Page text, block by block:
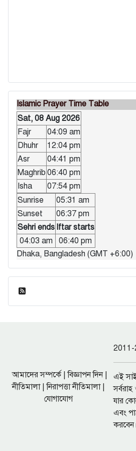
Islamic Prayer Time Table
Sat, 08 Aug 2026
Fajr
04:09 am
Dhuhr
12:04 pm
Asr
04:41 pm
Maghrib 06:40 pm
Isha
07:54 pm
Sunrise
05:31 am
Sunset
06:37 pm
Sehri ends Iftar starts
04:03 am
06:40 pm
Dhaka, Bangladesh (GMT +6:00)
আমাদের সম্পর্কে|বিজ্ঞাপন দিন|
নীতিমালা|নিরাপত্তা নীতিমালা|
যোগাযোগ
এই
যার
এবং
করবেন।